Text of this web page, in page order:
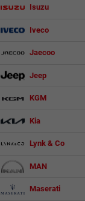
Isuzu
Iveco
Jaecoo
Jeep
KGM
Kia
Lynk & Co
MAN
Maserati